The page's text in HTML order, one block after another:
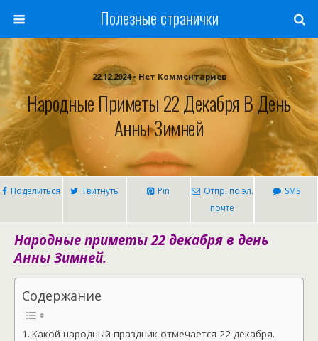
Полезные странички
22.12.2024 • Нет Комментариев
Народные Приметы 22 Декабря В День
Анны Зимней
Поделиться Твитнуть Pin
Отпр. по эл.
почте
SMS
Народные приметы 22 декабря в день
Анны Зимней.
Содержание
Какой народный праздник отмечается 22 декабря.